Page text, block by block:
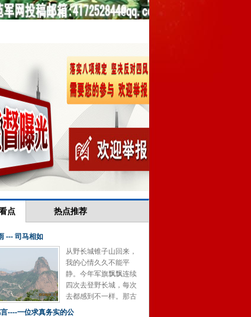
点 热点推荐
--- 司马相如
从野长城锥子山回来，
我的心情久久不能平
静。今年军旗飘飘连续
四次去登野长城，每次
去都感到不一样。那古
老的中国文化和那气势
----一位求真务实的公